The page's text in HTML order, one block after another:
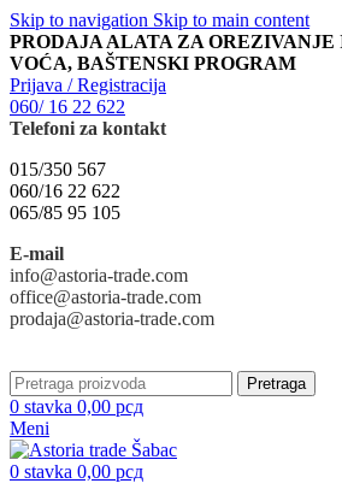
Skip to navigation Skip to main content
PRODAJA ALATA ZA
VOĆA, BAŠTENSKI PROGRAM
Prijava / Registracija
060/ 16 22 622
Telefoni za kontakt
015/350 567
060/16 22 622
065/85 95 105
E-mail
info@astoria-trade.com
office@astoria-trade.com
prodaja@astoria-trade.com
Pretraga
0 stavka 0,00 рсд
Meni
0 stavka 0,00 рсд